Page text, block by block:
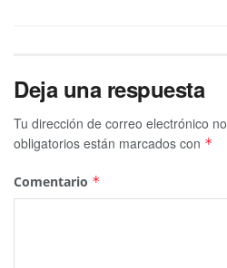
Deja una respuesta
Tu dirección de correo electrónico
obligatorios están marcados con *
Comentario *